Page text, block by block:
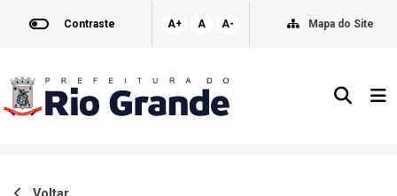
Contraste A+ A A- Mapa do Site